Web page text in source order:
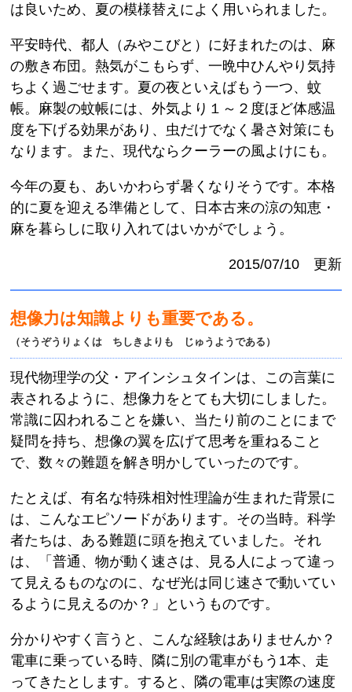
は良いため、夏の模様替えによく用いられました。
平安時代、都人（みやこびと）に好まれたのは、麻
の敷き布団。熱気がこもらず、一晩中ひんやり気持
ちよく過ごせます。夏の夜といえばもう一つ、蚊
帳。麻製の蚊帳には、外気より１～２度ほど体感温
度を下げる効果があり、虫だけでなく暑さ対策にも
なります。また、現代ならクーラーの風よけにも。
今年の夏も、あいかわらず暑くなりそうです。本格
的に夏を迎える準備として、日本古来の涼の知恵・
麻を暮らしに取り入れてはいかがでしょう。
2015/07/10 更新
想像力は知識よりも重要である。
（そうぞうりょくは ちしきよりも じゅうようである）
現代物理学の父・アインシュタインは、この言葉に
表されるように、想像力をとても大切にしました。
常識に囚われることを嫌い、当たり前のことにまで
疑問を持ち、想像の翼を広げて思考を重ねること
で、数々の難題を解き明かしていったのです。
たとえば、有名な特殊相対性理論が生まれた背景に
は、こんなエピソードがあります。その当時。科学
者たちは、ある難題に頭を抱えていました。それ
は、「普通、物が動く速さは、見る人によって違っ
て見えるものなのに、なぜ光は同じ速さで動いてい
るように見えるのか？」というものです。
分かりやすく言うと、こんな経験はありませんか？
電車に乗っている時、隣に別の電車がもう1本、走
ってきたとします。すると、隣の電車は実際の速度